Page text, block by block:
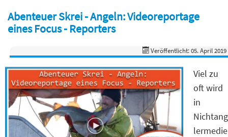
Abenteuer Skrei - Angeln: Videoreportage
eines Focus - Reporters
Veröffentlicht: 05. April 2019
Viel zu
oft wird
in
Nichtang
lermedie